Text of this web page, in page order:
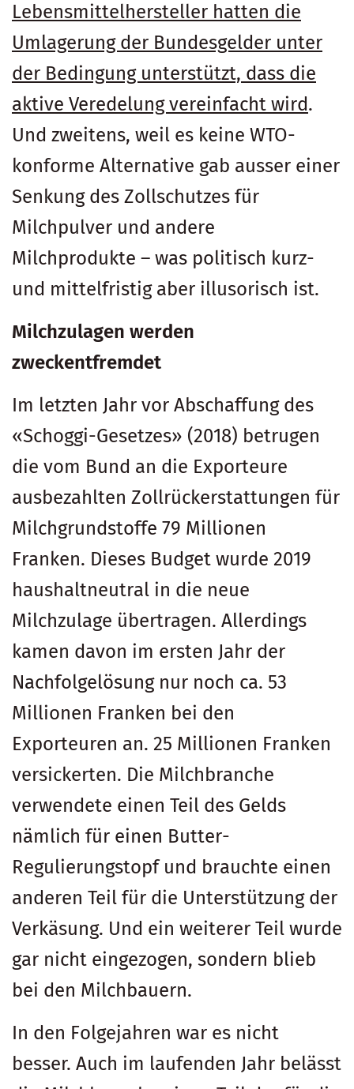
Lebensmittelhersteller hatten die
Umlagerung der Bundesgelder unter
der Bedingung unterstützt, dass die
aktive Veredelung vereinfacht wird.
Und zweitens, weil es keine WTO-
konforme Alternative gab ausser einer
Senkung des Zollschutzes für
Milchpulver und andere
Milchprodukte – was politisch kurz-
und mittelfristig aber illusorisch ist.
Milchzulagen werden
zweckentfremdet
Im letzten Jahr vor Abschaffung des
«Schoggi-Gesetzes» (2018) betrugen
die vom Bund an die Exporteure
ausbezahlten Zollrückerstattungen für
Milchgrundstoffe 79 Millionen
Franken. Dieses Budget wurde 2019
haushaltneutral in die neue
Milchzulage übertragen. Allerdings
kamen davon im ersten Jahr der
Nachfolgelösung nur noch ca. 53
Millionen Franken bei den
Exporteuren an. 25 Millionen Franken
versickerten. Die Milchbranche
verwendete einen Teil des Gelds
nämlich für einen Butter-
Regulierungstopf und brauchte einen
anderen Teil für die Unterstützung der
Verkäsung. Und ein weiterer Teil wurde
gar nicht eingezogen, sondern blieb
bei den Milchbauern.
In den Folgejahren war es nicht
besser. Auch im laufenden Jahr belässt